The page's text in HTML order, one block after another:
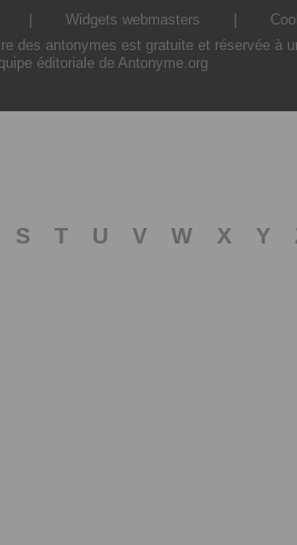
Widgets webmasters
des antonymes est gratuite et réservée à
éditoriale de Antonyme.org
S T U V W X Y